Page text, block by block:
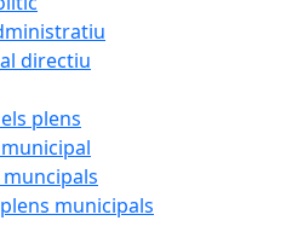
directiu
plens
municipals